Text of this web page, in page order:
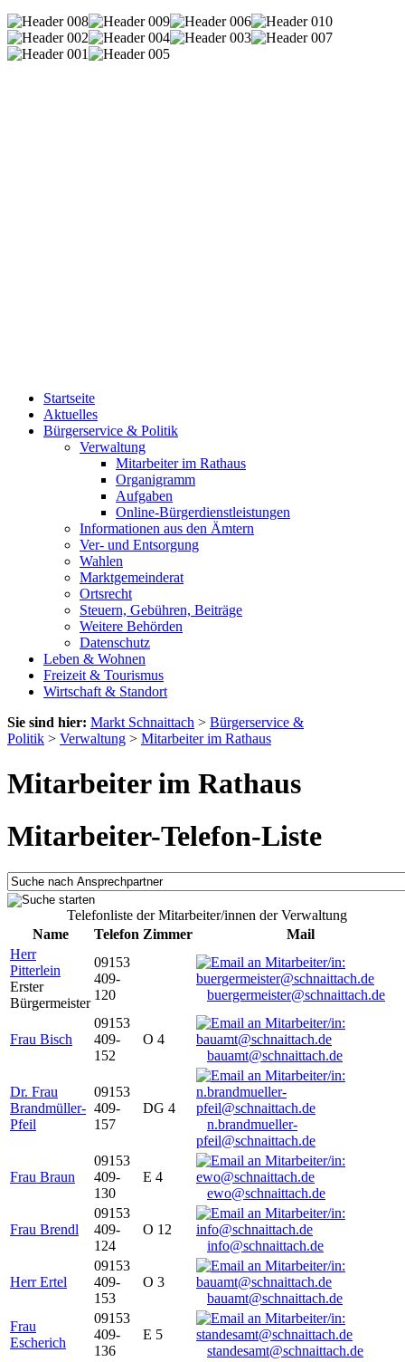
Startseite
Aktuelles
Bürgerservice & Politik
Verwaltung
Mitarbeiter im Rathaus
Organigramm
Aufgaben
Online-Bürgerdienstleistungen
Informationen aus den Ämtern
Ver- und Entsorgung
Wahlen
Marktgemeinderat
Ortsrecht
Steuern, Gebühren, Beiträge
Weitere Behörden
Datenschutz
Leben & Wohnen
Freizeit & Tourismus
Wirtschaft & Standort
Sie sind hier: Markt Schnaittach > Bürgerservice &
Politik > Verwaltung > Mitarbeiter im Rathaus
Mitarbeiter im Rathaus
Mitarbeiter-Telefon-Liste
Telefonliste der Mitarbeiter/innen der Verwaltung
Name
Telefon Zimmer
Mail
Herr
Pitterlein
Erster
Bürgermeister
09153
409-
120
buergermeister@schnaittach.de
Frau Bisch
09153
409-
152
O 4
bauamt@schnaittach.de
Dr. Frau
Brandmüller-
Pfeil
09153
409-
157
DG 4
n.brandmueller-
pfeil@schnaittach.de
Frau Braun
09153
409-
130
E 4
ewo@schnaittach.de
Frau Brendl
09153
409-
124
O 12
info@schnaittach.de
Herr Ertel
09153
409-
153
O 3
bauamt@schnaittach.de
Frau
Escherich
09153
409-
136
E 5
standesamt@schnaittach.de